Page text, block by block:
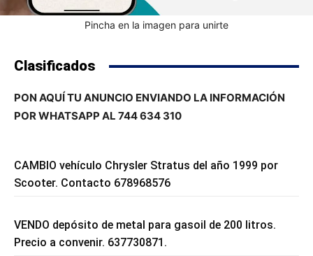
Pincha en la imagen para unirte
Clasificados
PON AQUÍ TU ANUNCIO ENVIANDO LA INFORMACIÓN
POR WHATSAPP AL 744 634 310
CAMBIO vehículo Chrysler Stratus del año 1999 por
Scooter. Contacto 678968576
VENDO depósito de metal para gasoil de 200 litros.
Precio a convenir. 637730871.